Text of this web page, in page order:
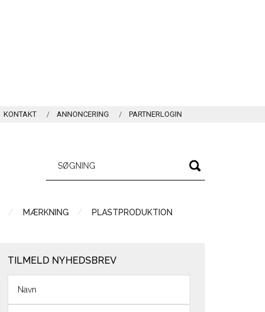
KONTAKT ANNONCERING PARTNERLOGIN
MÆRKNING PLASTPRODUKTION
TILMELD NYHEDSBREV